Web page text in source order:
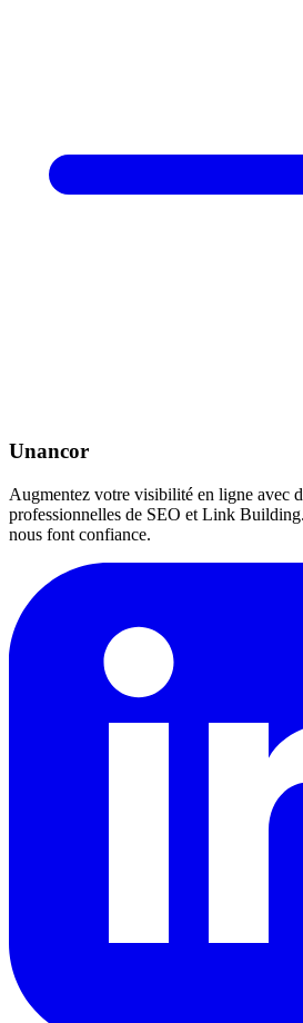
Unancor
Augmentez votre visibilité en ligne avec
professionnelles de SEO et Link
nous font confiance.